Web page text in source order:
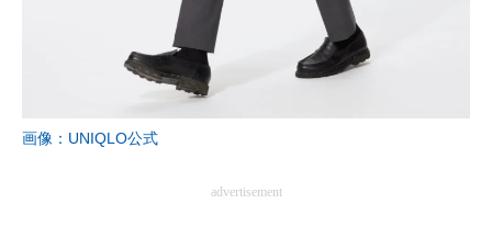
画像：UNIQLO公式
advertisement